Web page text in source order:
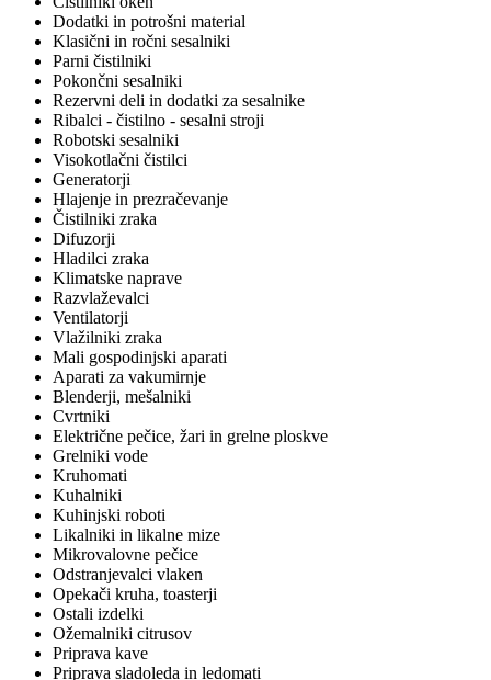
Dodatki in potrošni material
Klasični in ročni sesalniki
Parni čistilniki
Pokončni sesalniki
Rezervni deli in dodatki za sesalnike
Ribalci - čistilno - sesalni stroji
Robotski sesalniki
Visokotlačni čistilci
Generatorji
Hlajenje in prezračevanje
Čistilniki zraka
Difuzorji
Hladilci zraka
Klimatske naprave
Razvlaževalci
Ventilatorji
Vlažilniki zraka
Mali gospodinjski aparati
Aparati za vakumirnje
Blenderji, mešalniki
Cvrtniki
Električne pečice, žari in grelne ploskve
Grelniki vode
Kruhomati
Kuhalniki
Kuhinjski roboti
Likalniki in likalne mize
Mikrovalovne pečice
Odstranjevalci vlaken
Opekači kruha, toasterji
Ostali izdelki
Ožemalniki citrusov
Priprava kave
Priprava sladoleda in ledomati